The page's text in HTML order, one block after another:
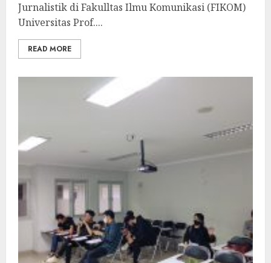
Jurnalistik di Fakulltas Ilmu Komunikasi (FIKOM)
Universitas Prof....
READ MORE